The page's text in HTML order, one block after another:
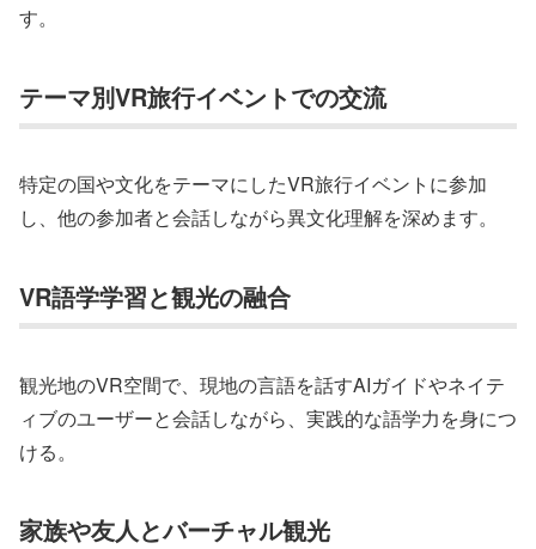
す。
テーマ別VR旅行イベントでの交流
特定の国や文化をテーマにしたVR旅行イベントに参加
し、他の参加者と会話しながら異文化理解を深めます。
VR語学学習と観光の融合
観光地のVR空間で、現地の言語を話すAIガイドやネイテ
ィブのユーザーと会話しながら、実践的な語学力を身につ
ける。
家族や友人とバーチャル観光